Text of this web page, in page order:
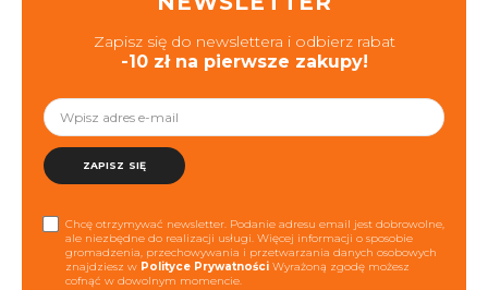
Zapisz się do newslettera i odbierz rabat
-10 zł na pierwsze zakupy!
ZAPISZ SIĘ
Chcę otrzymywać newsletter. Podanie adresu email jest dobrowolne,
ale niezbędne do realizacji usługi. Więcej informacji o sposobie
gromadzenia, przechowywania i przetwarzania danych osobowych
znajdziesz w Polityce Prywatności Wyrażoną zgodę możesz
cofnąć w dowolnym momencie.